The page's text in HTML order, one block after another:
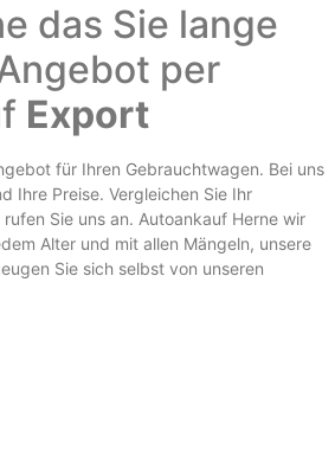
das Sie lange
per
Export
für Ihren Gebrauchtwagen. Bei uns
Ihre Preise. Vergleichen Sie Ihr
Sie uns an. Autoankauf Herne wir
Alter und mit allen Mängeln, unsere
Sie sich selbst von unseren